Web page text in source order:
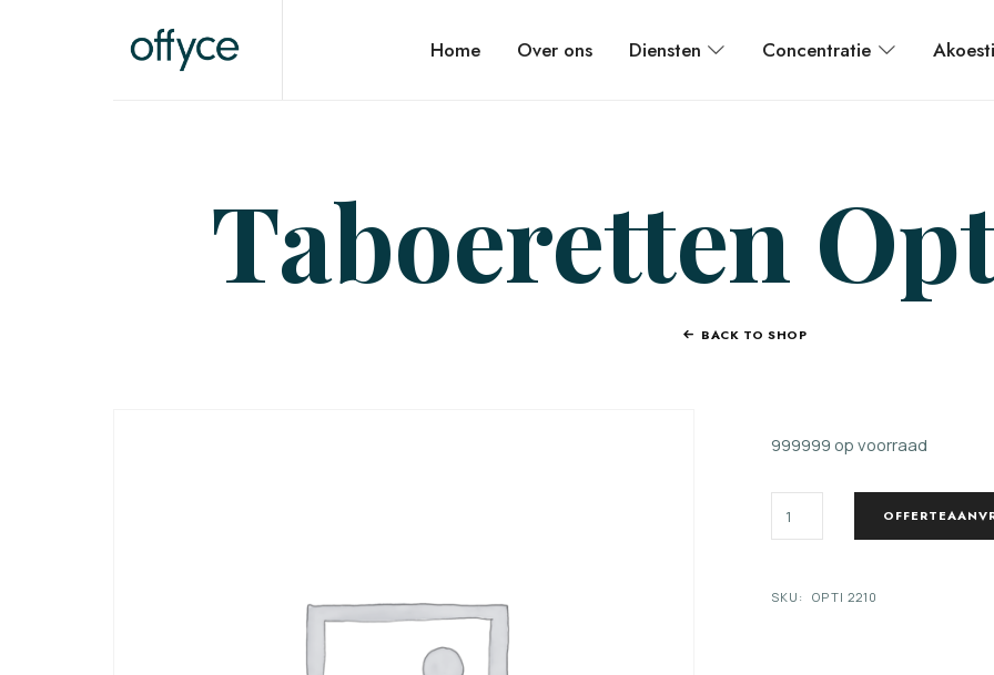
OFFYCE.NL Home Over ons Diensten Concentratie
Taboeretten
BACK TO SHOP
999999 op voorraad
OPTI/PICO
AANTAL
SKU: OPTI 2210